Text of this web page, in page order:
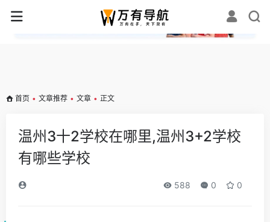
✕
首页 • 文章推荐 • 文章 • 正文
温州3十2学校在哪里,温州3+2学校
有哪些学校
588 0 0